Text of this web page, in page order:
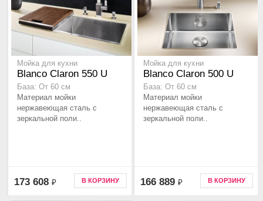
Мойка для кухни
Blanco Claron 550 U
База: От 60 см
Материал мойки
нержавеющая сталь с
зеркальной поли..
173 608 ₽ В КОРЗИНУ
Мойка для кухни
Blanco Claron 500 U
База: От 60 см
Материал мойки
нержавеющая сталь с
зеркальной поли..
166 889 ₽ В КОРЗИНУ